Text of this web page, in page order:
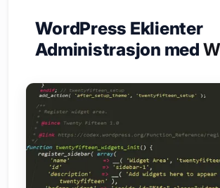
WordPress Eklienter
Administrasjon med